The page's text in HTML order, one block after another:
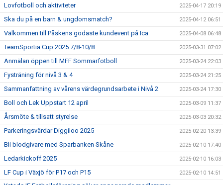
Lovfotboll och aktiviteter 2025-04-17 20:19
Ska du på en barn & ungdomsmatch? 2025-04-12 06:51
Välkommen till Påskens godaste kundevent på Ica 2025-04-08 06:48
TeamSportia Cup 2025 7/8-10/8 2025-03-31 07:02
Anmälan öppen till MFF Sommarfotboll 2025-03-24 22:03
Fysträning för nivå 3 & 4 2025-03-24 21:25
Sammanfattning av vårens värdegrundsarbete i Nivå 2 2025-03-24 17:30
Boll och Lek Uppstart 12 april 2025-03-09 11:37
Årsmöte & tillsatt styrelse 2025-03-03 20:32
Parkeringsvärdar Diggiloo 2025 2025-02-20 13:39
Bli blodgivare med Sparbanken Skåne 2025-02-10 17:40
Ledarkickoff 2025 2025-02-10 16:03
LF Cup i Växjö för P17 och P15 2025-02-10 14:51